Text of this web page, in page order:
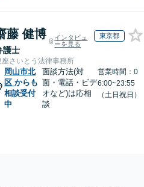
藤 健博
護士
インタビュ
ーを見る
東京都
座さいとう法律事務所
岡山市北
区 からも
相談受付
中
面談方法(対
面・電話・ビデ
オなど)は応相
談
営業時間：0
6:00~23:55
（土日祝日）